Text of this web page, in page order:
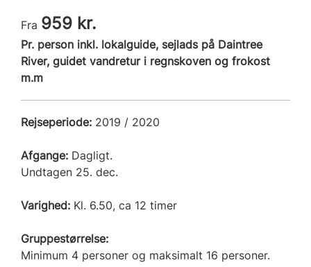
Fra 959 kr.
Pr. person inkl. lokalguide, sejlads på Daintree
River, guidet vandretur i regnskoven og frokost
m.m
Rejseperiode: 2019 / 2020
Afgange: Dagligt.
Undtagen 25. dec.
Varighed: Kl. 6.50, ca 12 timer
Gruppestørrelse:
Minimum 4 personer og maksimalt 16 personer.